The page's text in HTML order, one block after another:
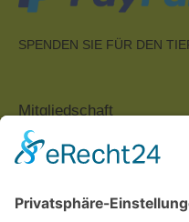
SPENDEN SIE FÜR DEN
Mitgliedschaft